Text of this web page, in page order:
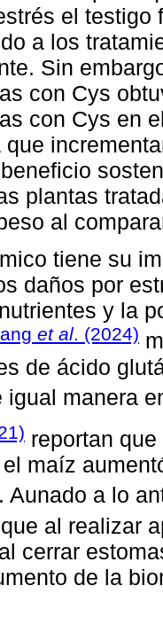
el testigo
a los
Sin
con Cys
con Cys en
que
plantas
al
tiene su
daños por
y la
et al. (2024)
de ácido
igual manera
reportan
maíz
Aunado a lo
al realizar
cerrar
de la